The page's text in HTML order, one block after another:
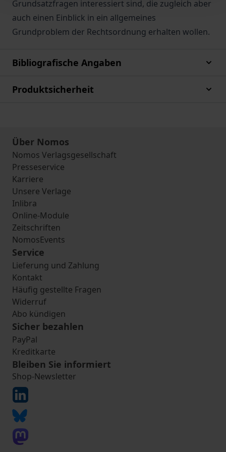
Grundsatzfragen interessiert sind, die zugleich aber
auch einen Einblick in ein allgemeines
Grundproblem der Rechtsordnung erhalten wollen.
Bibliografische Angaben
Produktsicherheit
Über Nomos
Nomos Verlagsgesellschaft
Presseservice
Karriere
Unsere Verlage
Inlibra
Online-Module
Zeitschriften
NomosEvents
Service
Lieferung und Zahlung
Kontakt
Häufig gestellte Fragen
Widerruf
Abo kündigen
Sicher bezahlen
PayPal
Kreditkarte
Bleiben Sie informiert
Shop-Newsletter